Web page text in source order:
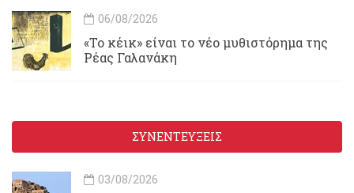
06/08/2026
«Το κέικ» είναι το νέο μυθιστόρημα της
Ρέας Γαλανάκη
ΣΥΝΕΝΤΕΥΞΕΙΣ
03/08/2026